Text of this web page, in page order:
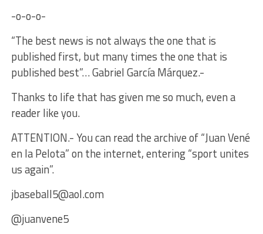
-o-o-o-
“The best news is not always the one that is
published first, but many times the one that is
published best”… Gabriel García Márquez.-
Thanks to life that has given me so much, even a
reader like you.
ATTENTION.- You can read the archive of “Juan Vené
en la Pelota” on the internet, entering “sport unites
us again”.
jbaseball5@aol.com
@juanvene5